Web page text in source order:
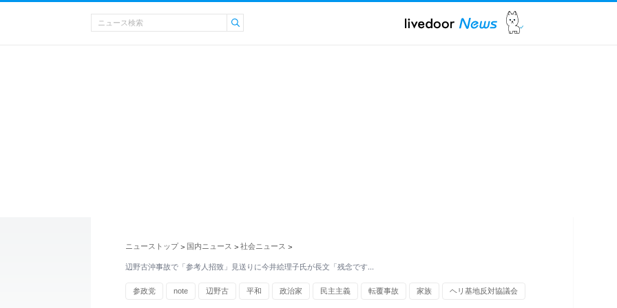
ニューストップ > 国内ニュース > 社会ニュース >
辺野古沖事故で「参考人招致」見送りに今井絵理子氏が長文「残念です…
参政党 note 辺野古 平和 政治家 民主主義 転覆事故 家族 ヘリ基地反対協議会